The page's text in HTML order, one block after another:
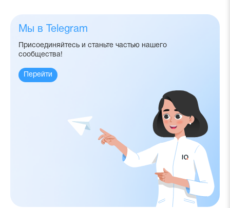
Мы в Telegram
Присоединяйтесь и станьте частью нашего
сообщества!
Перейти